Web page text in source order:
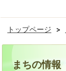
トップページ >
まちの情報